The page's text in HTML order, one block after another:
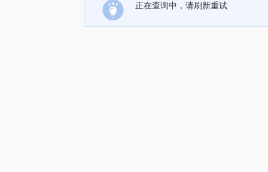
正在查询中，请刷新重试